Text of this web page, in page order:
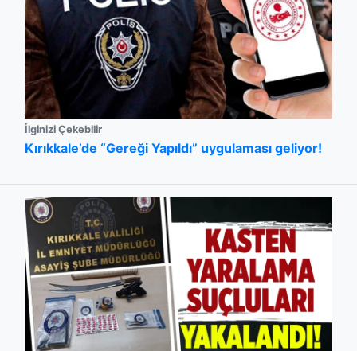
İlginizi Çekebilir
Kırıkkale’de “Gereği Yapıldı” uygulaması geliyor!